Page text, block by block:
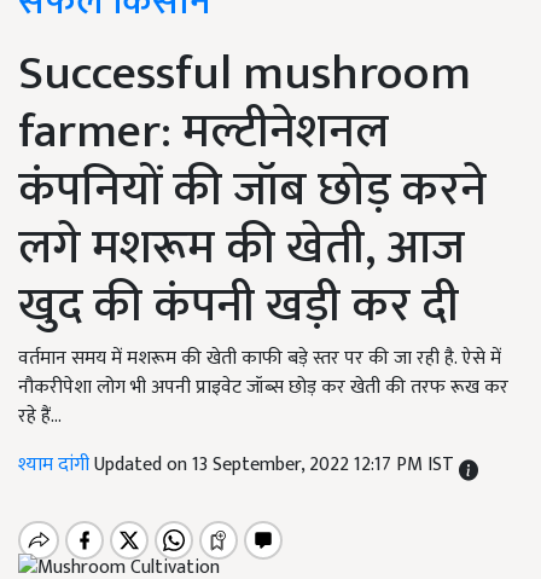
Successful mushroom
farmer: मल्टीनेशनल
कंपनियों की जॉब छोड़ करने
लगे मशरूम की खेती, आज
खुद की कंपनी खड़ी कर दी
वर्तमान समय में मशरूम की खेती काफी बड़े स्तर पर की जा रही है. ऐसे में
नौकरीपेशा लोग भी अपनी प्राइवेट जॉब्स छोड़ कर खेती की तरफ रूख कर
रहे हैं...
श्याम दांगीUpdated on 13 September, 2022 12:17 PM IST